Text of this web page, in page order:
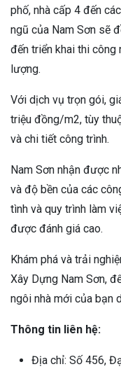
phố, nhà cấp 4 đến
ngũ của Nam Sơn sẽ
đến triển khai thi
lượng.
Với dịch vụ trọn gói,
triệu đồng/m2, tùy
và chi tiết công trình.
Nam Sơn nhận được
và độ bền của các
tình và quy trình làm
được đánh giá cao.
Khám phá và trải
Xây Dựng Nam Sơn,
ngôi nhà mới của bạn
Thông tin liên hệ:
Địa chỉ: Số 456,